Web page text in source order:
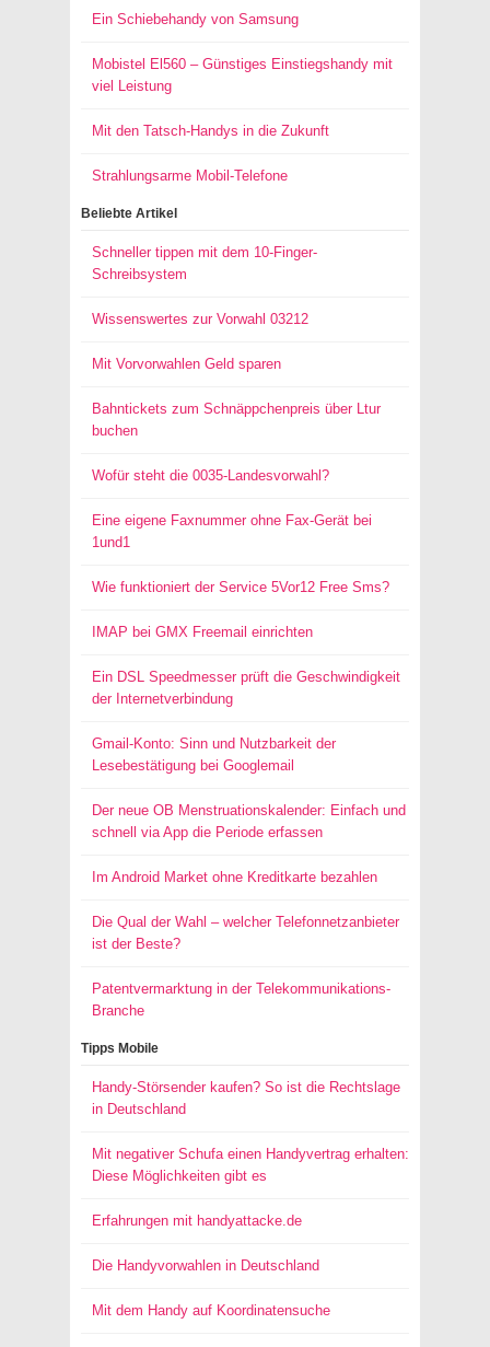
Ein Schiebehandy von Samsung
Mobistel El560 – Günstiges Einstiegshandy mit
viel Leistung
Mit den Tatsch-Handys in die Zukunft
Strahlungsarme Mobil-Telefone
Beliebte Artikel
Schneller tippen mit dem 10-Finger-
Schreibsystem
Wissenswertes zur Vorwahl 03212
Mit Vorvorwahlen Geld sparen
Bahntickets zum Schnäppchenpreis über Ltur
buchen
Wofür steht die 0035-Landesvorwahl?
Eine eigene Faxnummer ohne Fax-Gerät bei
1und1
Wie funktioniert der Service 5Vor12 Free Sms?
IMAP bei GMX Freemail einrichten
Ein DSL Speedmesser prüft die Geschwindigkeit
der Internetverbindung
Gmail-Konto: Sinn und Nutzbarkeit der
Lesebestätigung bei Googlemail
Der neue OB Menstruationskalender: Einfach und
schnell via App die Periode erfassen
Im Android Market ohne Kreditkarte bezahlen
Die Qual der Wahl – welcher Telefonnetzanbieter
ist der Beste?
Patentvermarktung in der Telekommunikations-
Branche
Tipps Mobile
Handy-Störsender kaufen? So ist die Rechtslage
in Deutschland
Mit negativer Schufa einen Handyvertrag erhalten:
Diese Möglichkeiten gibt es
Erfahrungen mit handyattacke.de
Die Handyvorwahlen in Deutschland
Mit dem Handy auf Koordinatensuche